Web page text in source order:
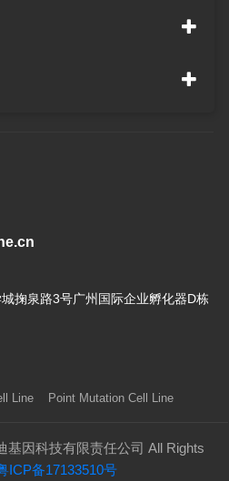
掬泉路3号广州国际企业孵化器D栋
Line Point Mutation Cell Line
基因科技有限责任公司 All Rights
ICP备17133510号